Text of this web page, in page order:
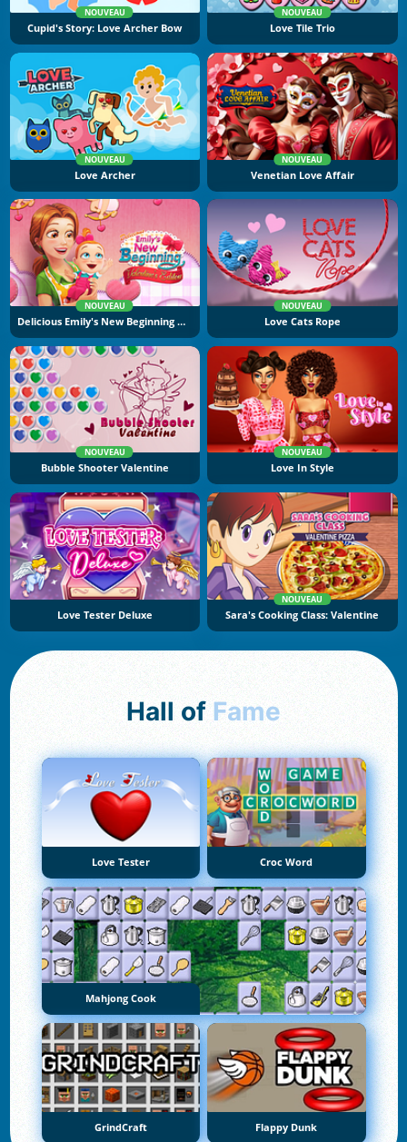
NOUVEAU
Cupid's Story: Love Archer Bow
NOUVEAU
Love Tile Trio
NOUVEAU
Love Archer
NOUVEAU
Venetian Love Affair
NOUVEAU
Delicious Emily's New Beginning Valentine's Edition
NOUVEAU
Love Cats Rope
NOUVEAU
Bubble Shooter Valentine
NOUVEAU
Love In Style
Love Tester Deluxe
NOUVEAU
Sara's Cooking Class: Valentine
Hall of Fame
Love Tester Croc Word
Mahjong Cook
GrindCraft Flappy Dunk